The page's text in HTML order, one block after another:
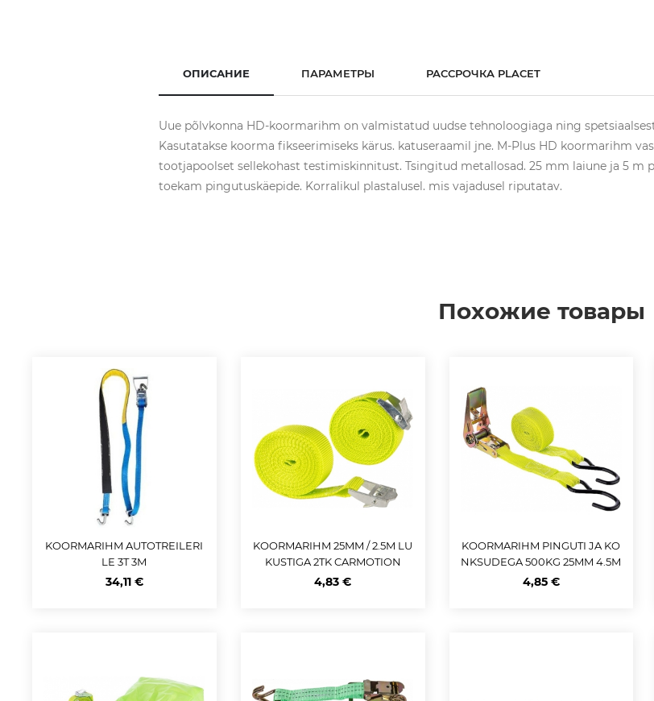
ОПИСАНИЕ ПАРАМЕТРЫ РАССРОЧКА PLACET
Uue põlvkonna HD-koormarihm on valmistatud uudse tehnoloogiaga ning
Kasutatakse koorma fikseerimiseks kärus. katuseraamil jne. M-Plus HD koormarihm
tootjapoolset sellekohast testimiskinnitust. Tsingitud metallosad. 25 mm laiune ja 5 m
toekam pingutuskäepide. Korralikul plastalusel. mis vajadusel riputatav.
Похожие товары
KOORMARIHM AUTOTREILERI
LE 3T 3M
34,11 €
KOORMARIHM 25MM / 2.5M LU
KUSTIGA 2TK CARMOTION
4,83 €
KOORMARIHM PINGUTI JA KO
NKSUDEGA 500KG 25MM 4.5M
CARMOTION
4,85 €